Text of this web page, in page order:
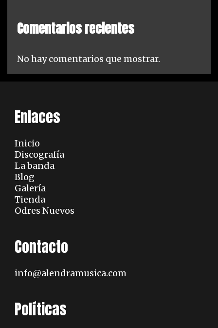
e
d
c
Comentarios recientes
No hay comentarios que mostrar.
Enlaces
Inicio
Discografía
La banda
Blog
Galería
Tienda
Odres Nuevos
Contacto
info@alendramusica.com
Políticas